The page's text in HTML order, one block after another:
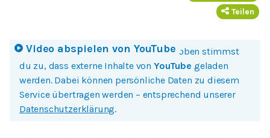
Teilen
Video abspielen von YouTube
Mit einem Klick auf Bild oder Button oben stimmst
du zu, dass externe Inhalte von YouTube geladen
werden. Dabei können persönliche Daten zu diesem
Service übertragen werden – entsprechend unserer
Datenschutzerklärung.